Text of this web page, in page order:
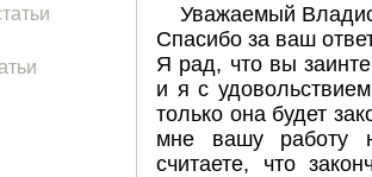
Уважаемый
Спасибо за ваш
Я рад, что вы
и я с
только она будет
мне вашу работу
считаете, что